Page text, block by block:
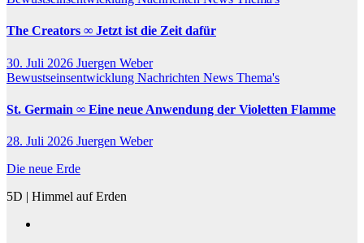
The Creators ∞ Jetzt ist die Zeit dafür
30. Juli 2026 Juergen Weber
Bewustseinsentwicklung Nachrichten News Thema's
St. Germain ∞ Eine neue Anwendung der Violetten Flamme
28. Juli 2026 Juergen Weber
Die neue Erde
5D | Himmel auf Erden